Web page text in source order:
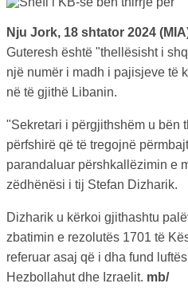
Nju Jork, 18 shtator 2024
Guteresh është "thellësisht i
një numër i madh i pajisjeve të
në të gjithë Libanin.
"Sekretari i përgjithshëm u bën
përfshirë që të tregojnë
parandaluar përshkallëzimin e
zëdhënësi i tij Stefan Dizharik.
Dizharik u kërkoi gjithashtu
zbatimin e rezolutës 1701 të
referuar asaj që i dha fund
Hezbollahut dhe Izraelit. mb/